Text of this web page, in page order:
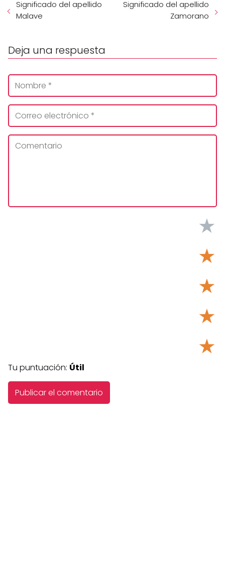
Significado del apellido
Malave
Significado del apellido
Zamorano
Deja una respuesta
★
★
★
★
★
Tu puntuación: Útil